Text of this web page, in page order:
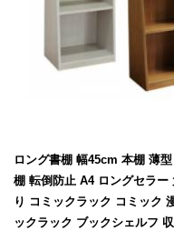
ロング書棚 幅45cm 本棚 薄
棚 転倒防止 A4 ロングセラー
り コミックラック コミック
ックラック ブックシェルフ